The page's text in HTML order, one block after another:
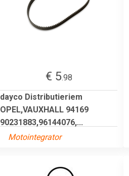
€ 5.98
dayco Distributieriem
OPEL,VAUXHALL 94169
90231883,96144076,...
Motointegrator